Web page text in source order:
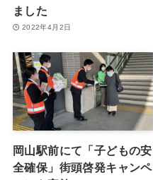
ました
2022年4月2日
岡山駅前にて「子どもの安
全確保」街頭啓発キャンペ